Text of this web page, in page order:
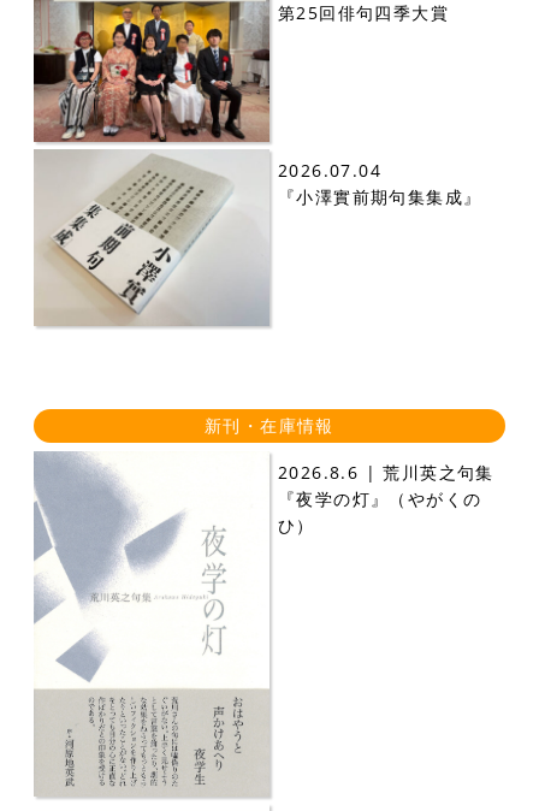
第25回俳句四季大賞
2026.07.04
『小澤實前期句集集成』
新刊・在庫情報
2026.8.6 | 荒川英之句集
『夜学の灯』（やがくの
ひ）